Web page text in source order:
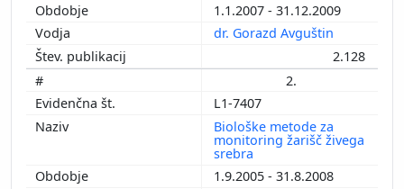
1.1.2007 - 31.12.2009
dr. Gorazd Avguštin
2.128
2.
L1-7407
Biološke metode za
monitoring žarišč živega
srebra
1.9.2005 - 31.8.2008